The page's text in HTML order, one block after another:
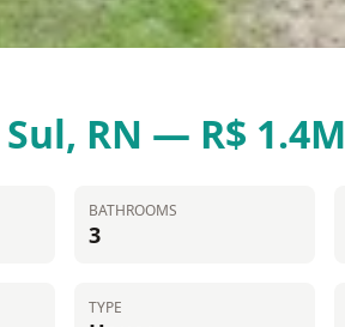
RN — R$ 1.4M
BATHROOMS
3
TYPE